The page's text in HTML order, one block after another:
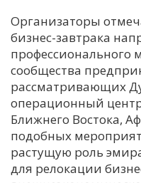
Организаторы
бизнес-завтрака
профессионального
сообщества
рассматривающих
операционный
Ближнего Востока,
подобных
растущую роль
для релокации